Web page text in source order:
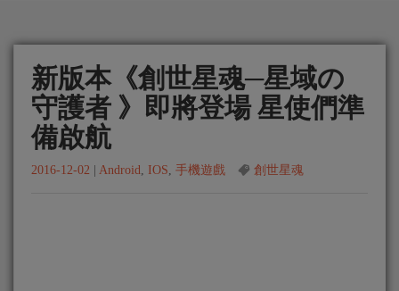
新版本《創世星魂─星域の
守護者 》即將登場 星使們準
備啟航
2016-12-02 Android, IOS, 手機遊戲 創世星魂